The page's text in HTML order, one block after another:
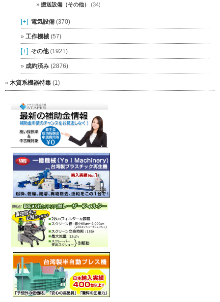
搬送設備（その他） (34)
[+] 電気設備 (370)
工作機械 (57)
[+] その他(1921)
成約済み (2876)
木質系機器特集 (1)